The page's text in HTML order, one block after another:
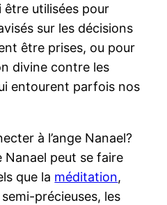
être utilisées pour
sur les décisions
être prises, ou pour
divine contre les
entourent parfois nos
à l’ange Nanael?
Nanael peut se faire
que la méditation,
précieuses, les